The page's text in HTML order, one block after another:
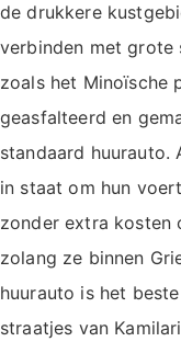
de drukkere
verbinden met grote
zoals het Minoïsche
geasfalteerd en
standaard huurauto.
in staat om hun
zonder extra kosten
zolang ze binnen
huurauto is het
straatjes van